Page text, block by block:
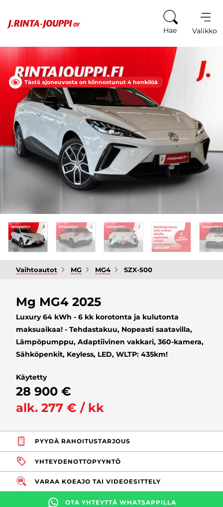
Hae Valikko
Tästä ajoneuvosta on kiinnostunut 4 henkilöä
Vaihtoautot MG MG4 SZX-500
Mg MG4 2025
Luxury 64 kWh - 6 kk korotonta ja kulutonta
maksuaikaa! - Tehdastakuu, Nopeasti saatavilla,
Lämpöpumppu, Adaptiivinen vakkari, 360-kamera,
Sähköpenkit, Keyless, LED, WLTP: 435km!
Käytetty
28 900 €
alk. 277 € / kk
PYYDÄ RAHOITUSTARJOUS
YHTEYDENOTTOPYYNTÖ
VARAA KOEAJO TAI VIDEOESITTELY
OTA YHTEYTTÄ WHATSAPPILLA